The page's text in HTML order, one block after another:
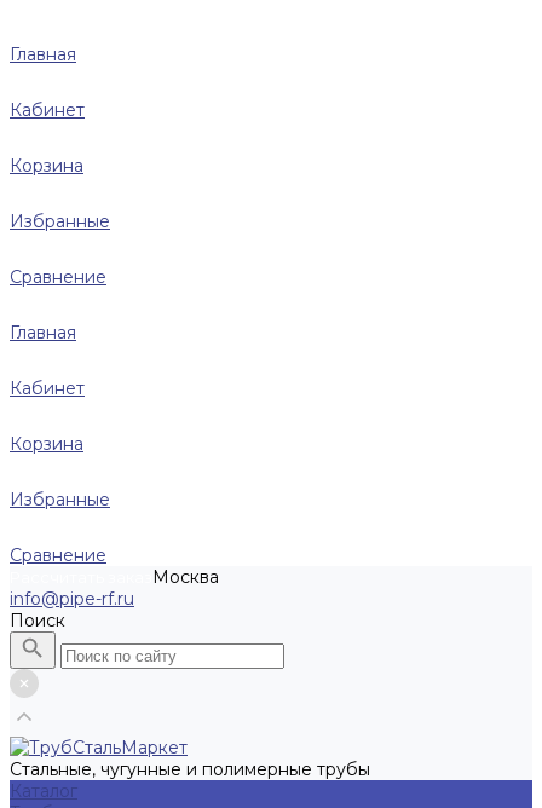
Главная
Кабинет
Корзина
Избранные
Сравнение
Главная
Кабинет
Корзина
Избранные
Сравнение
Москва
info@pipe-rf.ru
Поиск
Стальные, чугунные и полимерные трубы
Каталог